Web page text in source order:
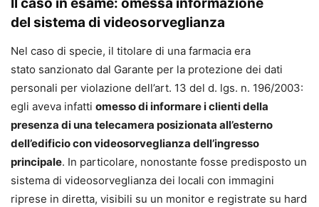
del sistema di videosorveglianza
Nel caso di specie, il titolare di una farmacia era
stato sanzionato dal Garante per la protezione dei dati
personali per violazione dell’art. 13 del d. lgs. n. 196/2003:
egli aveva infatti omesso di informare i clienti della
presenza di una telecamera posizionata all’esterno
dell’edificio con videosorveglianza dell’ingresso
principale. In particolare, nonostante fosse predisposto un
sistema di videosorveglianza dei locali con immagini
riprese in diretta, visibili su un monitor e registrate su hard